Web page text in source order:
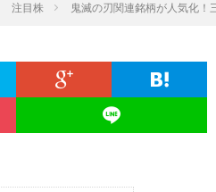
注目株 鬼滅の刃関連銘柄が人気化！